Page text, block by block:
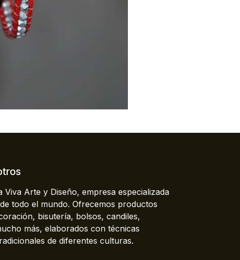
Viva Arte y Diseño, empresa especializada
todo el mundo. Ofrecemos productos
bisutería, bolsos, candiles,
más, elaborados con técnicas
de diferentes culturas.